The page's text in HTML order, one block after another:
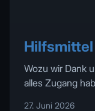
Hilfsmittel
Wozu wir Dank
alles Zugang
27. Juni 2026